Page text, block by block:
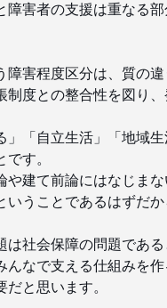
障害者の支援は重なる
害程度区分は、質の
制度との整合性を図り
」「自立生活」「地域
す。
建て前論にはなじま
いうことであるはずだ
は社会保障の問題であ
なで支える仕組みを
と思います。